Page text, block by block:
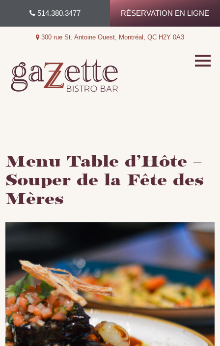
content
514.380.3477 RÉSERVATION EN LIGNE
300 rue St. Antoine Ouest, Montréal, QC H2Y 0A3
Menu Table d’Hôte –
Souper de la Fête des
Mères